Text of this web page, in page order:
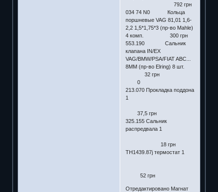
792 грн
034 74 N0 Кольца
поршневые VAG 81,01 1,6-
2,2 1,5*1,75*3 (пр-во Mahle)
4 комп. 300 грн
553.190 Сальник
клапана IN/EX
VAG/BMW/PSA/FIAT ABC...
8MM (пр-во Elring) 8 шт.
32 грн
0
213.070 Прокладка поддона
1
37,5 грн
325.155 Сальник
распредвала 1
18 грн
TH1439.87j термостат 1
52 грн
Отредактировано Магнат